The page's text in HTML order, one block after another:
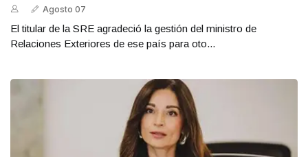
Agosto 07
El titular de la SRE agradeció la gestión del ministro de
Relaciones Exteriores de ese país para oto...